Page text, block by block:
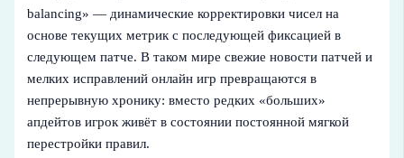
balancing» — динамические корректировки чисел на
основе текущих метрик с последующей фиксацией в
следующем патче. В таком мире свежие новости патчей и
мелких исправлений онлайн игр превращаются в
непрерывную хронику: вместо редких «больших»
апдейтов игрок живёт в состоянии постоянной мягкой
перестройки правил.